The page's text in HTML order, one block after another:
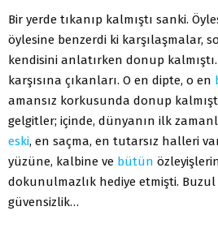
Bir yerde tıkanıp kalmıştı sanki.
öylesine benzerdi ki karşılaşmalar,
kendisini anlatırken donup
karşısına çıkanları. O en dipte, o en
amansız korkusunda donup
gelgitler; içinde, dünyanın ilk
eski, en saçma, en tutarsız halleri
yüzüne, kalbine ve bütün
dokunulmazlık hediye etmişti.
güvensizlik…